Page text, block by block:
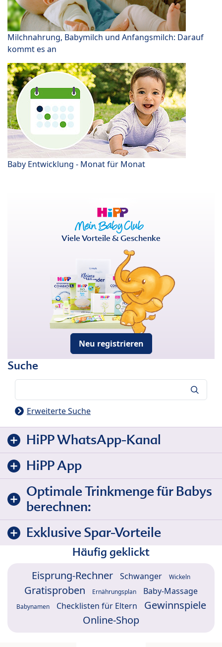
Milchnahrung, Babymilch und Anfangsmilch: Darauf
kommt es an
Baby Entwicklung - Monat für Monat
Viele Vorteile & Geschenke
Neu registrieren
Suche
Erweiterte Suche
HiPP WhatsApp-Kanal
HiPP App
Optimale Trinkmenge für Babys
berechnen:
Exklusive Spar-Vorteile
Häufig geklickt
Eisprung-Rechner Schwanger Wickeln
Gratisproben Ernährungsplan Baby-Massage
Babynamen Checklisten für Eltern
Gewinnspiele
Online-Shop